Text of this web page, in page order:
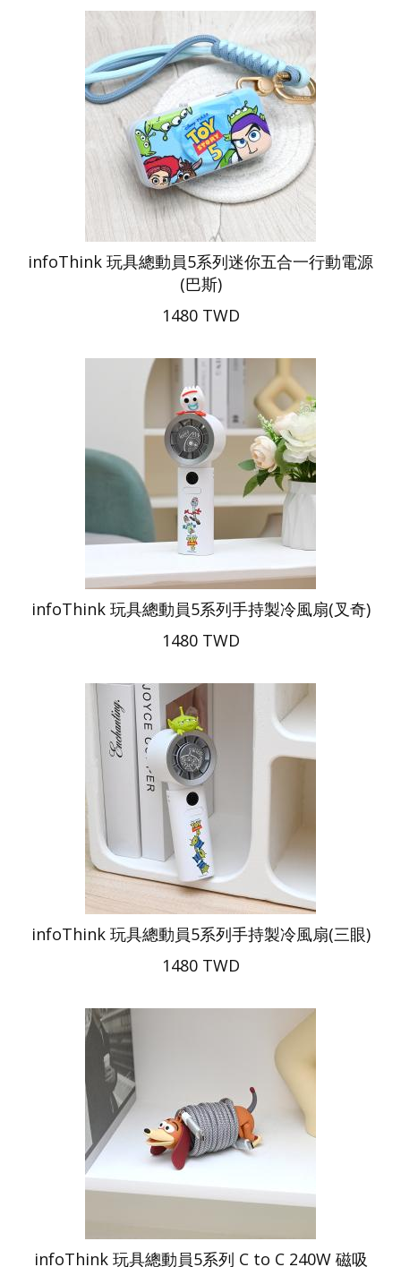
infoThink 玩具總動員5系列迷你五合一行動電源
(巴斯)
1480 TWD
infoThink 玩具總動員5系列手持製冷風扇(叉奇)
1480 TWD
infoThink 玩具總動員5系列手持製冷風扇(三眼)
1480 TWD
infoThink 玩具總動員5系列 C to C 240W 磁吸